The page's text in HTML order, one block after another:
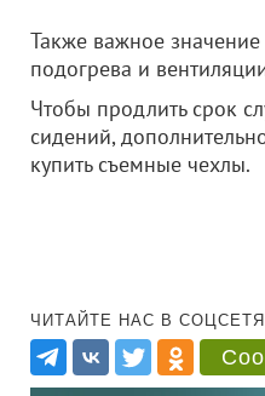
Также важное
подогрева и
Чтобы продлить срок
сидений,
купить съемные чехлы.
ЧИТАЙТЕ НАС В